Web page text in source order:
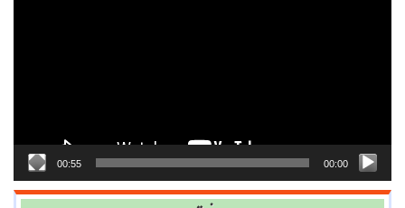
00:00
00:55